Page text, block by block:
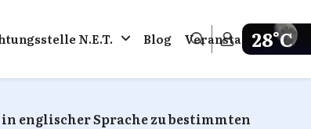
N.E.T. Blog Veranstaltungen
28°C
Get
englischer Sprache zu bestimmten